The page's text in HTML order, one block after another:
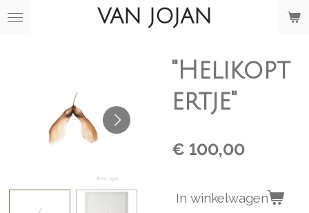
Ga
VAN JOJAN
"Helikopt
ertje"
€ 100,00
In winkelwagen